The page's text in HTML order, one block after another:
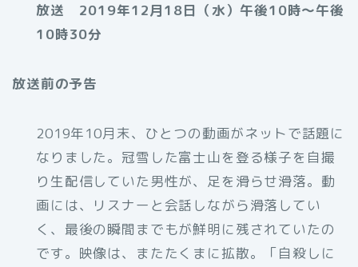
放送 2019年12月18日（水）午後10時～午後
10時30分
放送前の予告
2019年10月末、ひとつの動画がネットで話題に
なりました。冠雪した富士山を登る様子を自撮
り生配信していた男性が、足を滑らせ滑落。動
画には、リスナーと会話しながら滑落してい
く、最後の瞬間までもが鮮明に残されていたの
です。映像は、またたくまに拡散。「自殺しに